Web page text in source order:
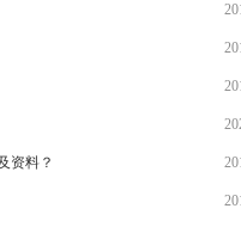
资料？